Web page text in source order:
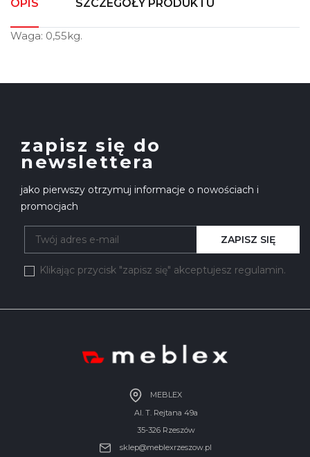
OPIS SZCZEGÓŁY PRODUKTU
Waga: 0,55kg.
zapisz się do
newslettera
jako pierwszy otrzymuj informacje o nowościach i
promocjach
Klikając przycisk "zapisz się" akceptujesz regulamin.
ZAPISZ SIĘ
MEBLEX
Al. T. Rejtana 49a
35-326 Rzeszów
sklep@meblexrzeszow.pl